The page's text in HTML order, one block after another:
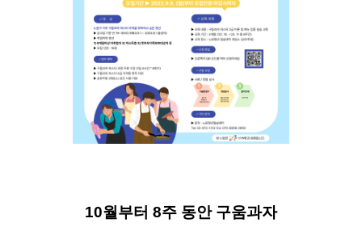
10월부터 8주 동안 구움과자